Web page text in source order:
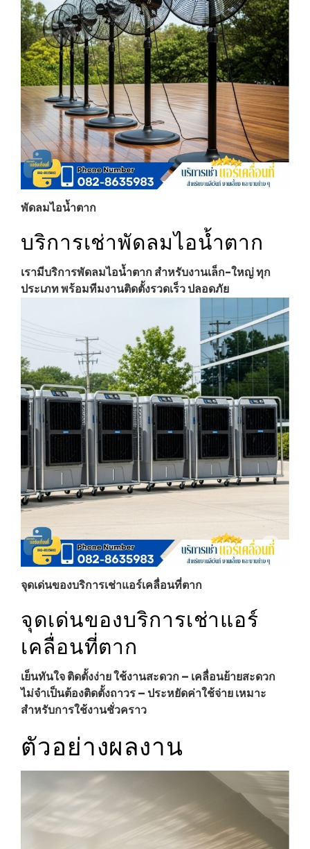
พัดลมไอน้ำตาก
บริการเช่าพัดลมไอน้ำตาก
เรามีบริการพัดลมไอน้ำตาก สำหรับงานเล็ก-ใหญ่ ทุก
ประเภท พร้อมทีมงานติดตั้งรวดเร็ว ปลอดภัย
จุดเด่นของบริการเช่าแอร์เคลื่อนที่ตาก
จุดเด่นของบริการเช่าแอร์
เคลื่อนที่ตาก
เย็นทันใจ ติดตั้งง่าย ใช้งานสะดวก – เคลื่อนย้ายสะดวก
ไม่จำเป็นต้องติดตั้งถาวร – ประหยัดค่าใช้จ่าย เหมาะ
สำหรับการใช้งานชั่วคราว
ตัวอย่างผลงาน